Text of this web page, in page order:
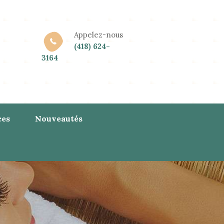
Appelez-nous
(418) 624-
3164
Nouveautés